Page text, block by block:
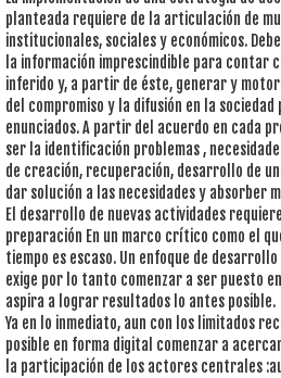
planteada requiere de la articulación de
institucionales, sociales y económicos.
la información imprescindible para contar
inferido y, a partir de éste, generar y
del compromiso y la difusión en la
enunciados. A partir del acuerdo en cada
ser la identificación problemas ,
de creación, recuperación, desarrollo de
dar solución a las necesidades y absorber
El desarrollo de nuevas actividades
preparación En un marco crítico como el
tiempo es escaso. Un enfoque de
exige por lo tanto comenzar a ser puesto
aspira a lograr resultados lo antes posible.
Ya en lo inmediato, aun con los limitados
posible en forma digital comenzar a
la participación de los actores centrales